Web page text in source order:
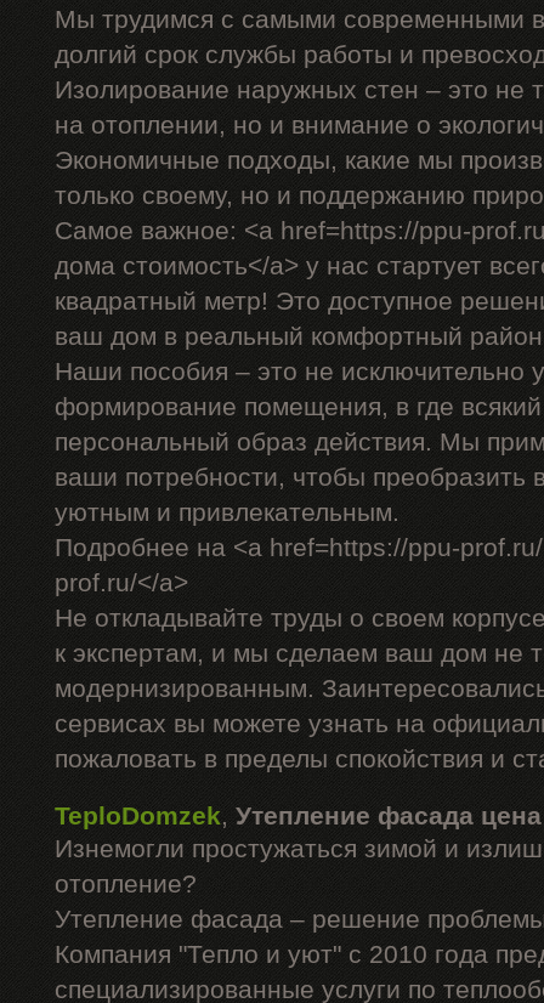
Мы трудимся с самыми современными
долгий срок службы работы и
Изолирование наружных стен – это не
на отоплении, но и внимание о
Экономичные подходы, какие мы
только своему, но и поддержанию
Самое важное: <a href=https://ppu-
дома стоимость</a> у нас стартует
квадратный метр! Это доступное
ваш дом в реальный комфортный
Наши пособия – это не исключительно
формирование помещения, в где
персональный образ действия. Мы
ваши потребности, чтобы
уютным и привлекательным.
Подробнее на <a href=https://ppu-
prof.ru/</a>
Не откладывайте труды о своем
к экспертам, и мы сделаем ваш дом не
модернизированным.
сервисах вы можете узнать на
пожаловать в пределы спокойствия и
TeploDomzek, Утепление фасада цена
Изнемогли простужаться зимой и
отопление?
Утепление фасада – решение
Компания "Тепло и уют" с 2010 года
специализированные услуги по